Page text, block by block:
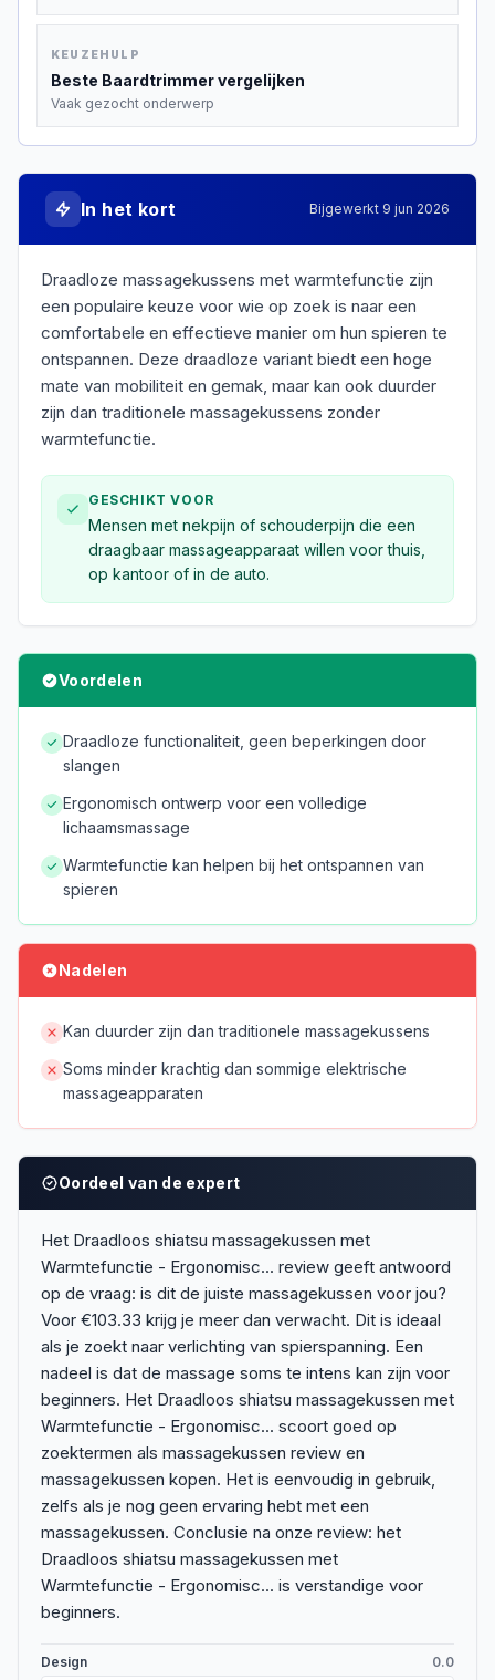
KEUZEHULP
Beste Baardtrimmervergelijken
Vaak gezocht onderwerp
In het kort Bijgewerkt 9 jun 2026
Draadloze massagekussens met warmtefunctie zijn
een populaire keuze voor wie op zoek is naar een
comfortabele en effectieve manier om hun spieren te
ontspannen. Deze draadloze variant biedt een hoge
mate van mobiliteit en gemak, maar kan ook duurder
zijn dan traditionele massagekussens zonder
warmtefunctie.
GESCHIKT VOOR
Mensen met nekpijn of schouderpijn die een
draagbaar massageapparaat willen voor thuis,
op kantoor of in de auto.
Voordelen
Draadloze functionaliteit, geen beperkingen door
slangen
Ergonomisch ontwerp voor een volledige
lichaamsmassage
Warmtefunctie kan helpen bij het ontspannen van
spieren
Nadelen
Kan duurder zijn dan traditionele massagekussens
Soms minder krachtig dan sommige elektrische
massageapparaten
Oordeel van de expert
Het Draadloos shiatsu massagekussen met
Warmtefunctie - Ergonomisc... review geeft antwoord
op de vraag: is dit de juiste massagekussen voor jou?
Voor €103.33 krijg je meer dan verwacht. Dit is ideaal
als je zoekt naar verlichting van spierspanning. Een
nadeel is dat de massage soms te intens kan zijn voor
beginners. Het Draadloos shiatsu massagekussen met
Warmtefunctie - Ergonomisc... scoort goed op
zoektermen als massagekussen review en
massagekussen kopen. Het is eenvoudig in gebruik,
zelfs als je nog geen ervaring hebt met een
massagekussen. Conclusie na onze review: het
Draadloos shiatsu massagekussen met
Warmtefunctie - Ergonomisc... is verstandige voor
beginners.
Design 0.0